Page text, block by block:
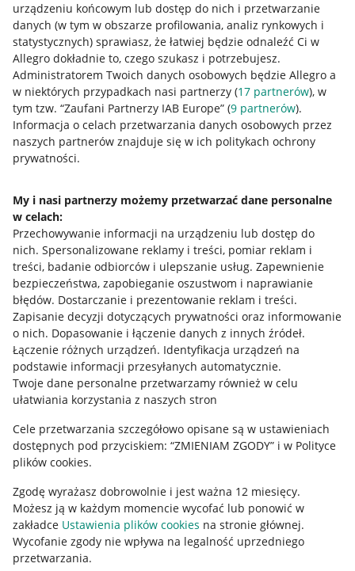
urządzeniu końcowym lub dostęp do nich i przetwarzanie
danych (w tym w obszarze profilowania, analiz rynkowych i
statystycznych) sprawiasz, że łatwiej będzie odnaleźć Ci w
Allegro dokładnie to, czego szukasz i potrzebujesz.
Administratorem Twoich danych osobowych będzie Allegro a
w niektórych przypadkach nasi partnerzy (17 partnerów), w
tym tzw. “Zaufani Partnerzy IAB Europe” (9 partnerów).
Informacja o celach przetwarzania danych osobowych przez
naszych partnerów znajduje się w ich politykach ochrony
prywatności.
My i nasi partnerzy możemy przetwarzać dane personalne
w celach:
Przechowywanie informacji na urządzeniu lub dostęp do
nich. Spersonalizowane reklamy i treści, pomiar reklam i
treści, badanie odbiorców i ulepszanie usług. Zapewnienie
bezpieczeństwa, zapobieganie oszustwom i naprawianie
błędów. Dostarczanie i prezentowanie reklam i treści.
Zapisanie decyzji dotyczących prywatności oraz informowanie
o nich. Dopasowanie i łączenie danych z innych źródeł.
Łączenie różnych urządzeń. Identyfikacja urządzeń na
podstawie informacji przesyłanych automatycznie.
Twoje dane personalne przetwarzamy również w celu
ułatwiania korzystania z naszych stron
Cele przetwarzania szczegółowo opisane są w ustawieniach
dostępnych pod przyciskiem: “ZMIENIAM ZGODY” i w Polityce
plików cookies.
Zgodę wyrażasz dobrowolnie i jest ważna 12 miesięcy.
Możesz ją w każdym momencie wycofać lub ponowić w
zakładce Ustawienia plików cookies na stronie głównej.
Wycofanie zgody nie wpływa na legalność uprzedniego
przetwarzania.
Przydatne informacje
Jak to działa
Allegro Gadane dla sprzedających
Allegro Gadane dla kupujących
Mapa miejscowości
Informacje prawne
Regulamin
Polityka plików "cookies"
Ustawienia plików "cookies"
Udostępnianie lokalizacji
Informacje dla Aktu o Usługach Cyfrowych
Pobierz aplikację